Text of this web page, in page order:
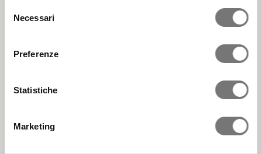
modificare o revocare il proprio consenso in qualsiasi
momento dalla Dichiarazione sui cookie o facendo clic
raccogliere informazioni sulla tua posizione
geografica, con un'approssimazione di qualche
Identificare il tuo dispositivo, scansionandolo
delNecessari
Preferenze
Statistiche
Marketing